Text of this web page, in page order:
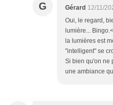
G Gérard 12/11/
Oui, le regard,
lumière...
la lumières est
"intelligent" se
Si bien qu'on ne
une ambiance